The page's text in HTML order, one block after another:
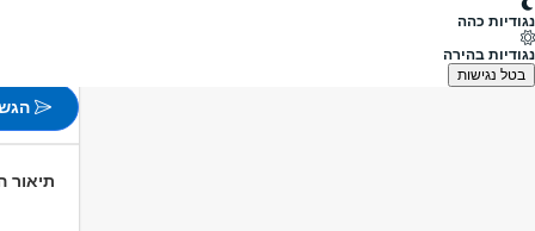
נגודיות כהה
נגודיות בהירה
בטל נגישות
לא
תיאור